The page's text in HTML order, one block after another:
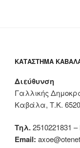
ΚΑΤΆΣΤΗΜΑ
Διεύθυνση
Γαλλικής
Καβάλα, Τ.Κ.
Τηλ.2510221831 –
Email: